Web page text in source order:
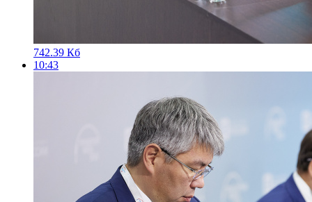
742.39 Кб
10:43